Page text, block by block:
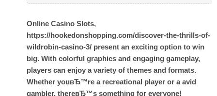
Online Casino Slots,
https://hookedonshopping.com/discover-the-thrills-of-
wildrobin-casino-3/ present an exciting option to win
big. With colorful graphics and engaging gameplay,
players can enjoy a variety of themes and formats.
Whether youвЂ™re a recreational player or a avid
gambler, thereвЂ™s something for everyone!